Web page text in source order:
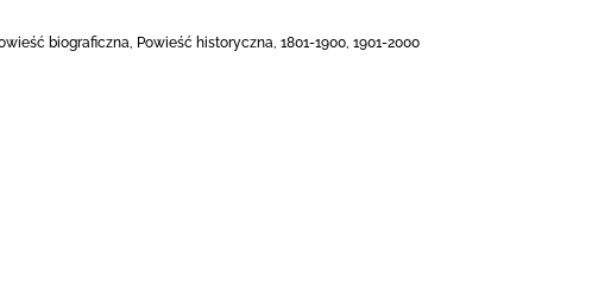
biograficzna, Powieść historyczna, 1801-1900, 1901-2000